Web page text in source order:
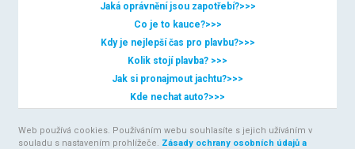
Jaká oprávnění jsou zapotřebí?>>>
Co je to kauce?>>>
Kdy je nejlepší čas pro plavbu?>>>
Kolik stojí plavba? >>>
Jak si pronajmout jachtu?>>>
Kde nechat auto?>>>
Web používá cookies. Používáním webu souhlasíte s jejich užíváním v
souladu s nastavením prohlížeče. Zásady ochrany osobních údajů a